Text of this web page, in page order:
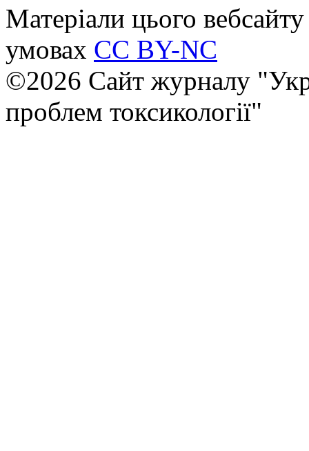
Матеріали цього
умовах CC BY-NC
©2026 Сайт журналу
проблем токсикології"